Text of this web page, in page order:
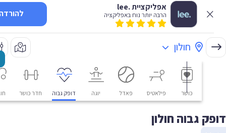
אפליקציית .lee
הרבה יותר נוח באפליקציה להורדה
חולון
פילאטיס פאדל דופק גבוה חדר כושר חוגים
גבוה חולון